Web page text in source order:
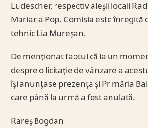
Ludescher, respectiv aleşii locali
Mariana Pop. Comisia este înregită
tehnic Lia Mureşan.
De menţionat faptul că la un
despre o licitaţie de vânzare a
îşi anunţase prezenţa şi Primăria
care până la urmă a fost anulată.
Rareş Bogdan